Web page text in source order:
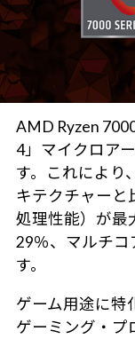
AMD Ryzen
4」マイクロア
す。これにより
キテクチャーと
処理性能）が最
29％、マルチコ
す。
ゲーム用途に特
ゲーミング・プ